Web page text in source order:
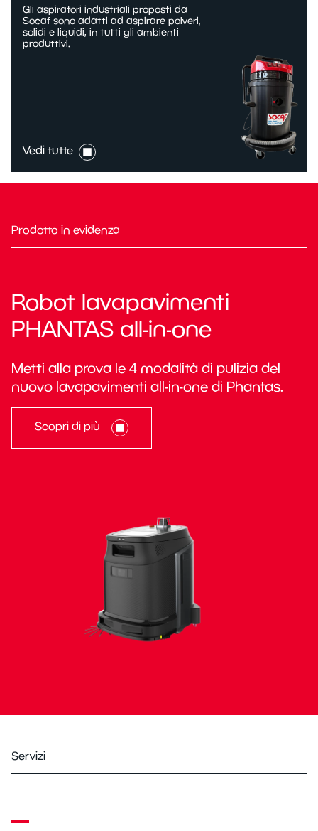
Gli aspiratori industriali proposti da
Socaf sono adatti ad aspirare polveri,
solidi e liquidi, in tutti gli ambienti
produttivi.
Vedi tutte
Prodotto in evidenza
Robot lavapavimenti
PHANTAS all-in-one
Metti alla prova le 4 modalità di pulizia del
nuovo lavapavimenti all-in-one di Phantas.
Scopri di più
Servizi